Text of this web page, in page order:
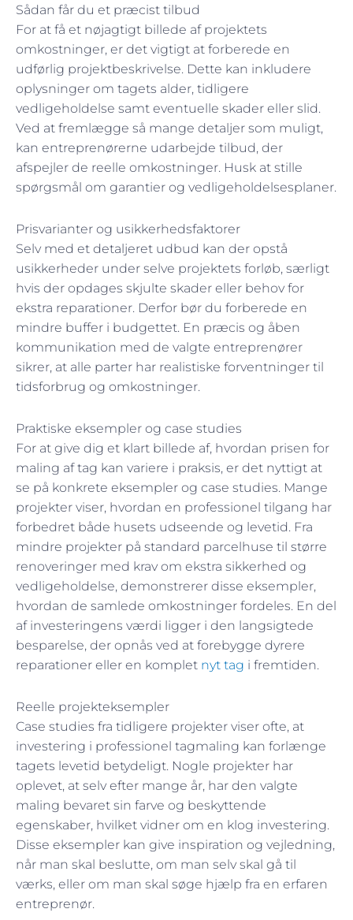
Sådan får du et præcist tilbud
For at få et nøjagtigt billede af projektets
omkostninger, er det vigtigt at forberede en
udførlig projektbeskrivelse. Dette kan inkludere
oplysninger om tagets alder, tidligere
vedligeholdelse samt eventuelle skader eller slid.
Ved at fremlægge så mange detaljer som muligt,
kan entreprenørerne udarbejde tilbud, der
afspejler de reelle omkostninger. Husk at stille
spørgsmål om garantier og vedligeholdelsesplaner.
Prisvarianter og usikkerhedsfaktorer
Selv med et detaljeret udbud kan der opstå
usikkerheder under selve projektets forløb, særligt
hvis der opdages skjulte skader eller behov for
ekstra reparationer. Derfor bør du forberede en
mindre buffer i budgettet. En præcis og åben
kommunikation med de valgte entreprenører
sikrer, at alle parter har realistiske forventninger til
tidsforbrug og omkostninger.
Praktiske eksempler og case studies
For at give dig et klart billede af, hvordan prisen for
maling af tag kan variere i praksis, er det nyttigt at
se på konkrete eksempler og case studies. Mange
projekter viser, hvordan en professionel tilgang har
forbedret både husets udseende og levetid. Fra
mindre projekter på standard parcelhuse til større
renoveringer med krav om ekstra sikkerhed og
vedligeholdelse, demonstrerer disse eksempler,
hvordan de samlede omkostninger fordeles. En del
af investeringens værdi ligger i den langsigtede
besparelse, der opnås ved at forebygge dyrere
reparationer eller en komplet nyt tag i fremtiden.
Reelle projekteksempler
Case studies fra tidligere projekter viser ofte, at
investering i professionel tagmaling kan forlænge
tagets levetid betydeligt. Nogle projekter har
oplevet, at selv efter mange år, har den valgte
maling bevaret sin farve og beskyttende
egenskaber, hvilket vidner om en klog investering.
Disse eksempler kan give inspiration og vejledning,
når man skal beslutte, om man selv skal gå til
værks, eller om man skal søge hjælp fra en erfaren
entreprenør.